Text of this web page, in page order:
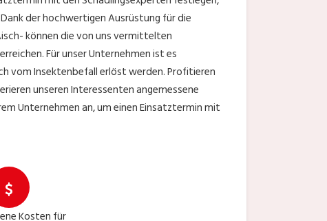
der hochwertigen Ausrüstung für die
können die von uns vermittelten
Für unser Unternehmen ist es
vom Insektenbefall erlöst werden. Profitieren
unseren Interessenten angemessene
Unternehmen an, um einen Einsatztermin mit
Kosten für